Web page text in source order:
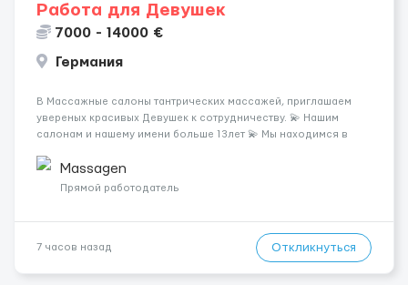
Работа для Девушек
7000 - 14000 €
Германия
В Массажные салоны тантрических массажей, приглашаем
увереных красивых Девушек к сотрудничеству. 💫 Нашим
салонам и нашему имени больше 13лет 💫 Мы находимся в
заработная плата 💚Мы гарантируем Наличие работы. Поток 💝
incall / Out...
Massagen
Прямой работодатель
7 часов назад Откликнуться